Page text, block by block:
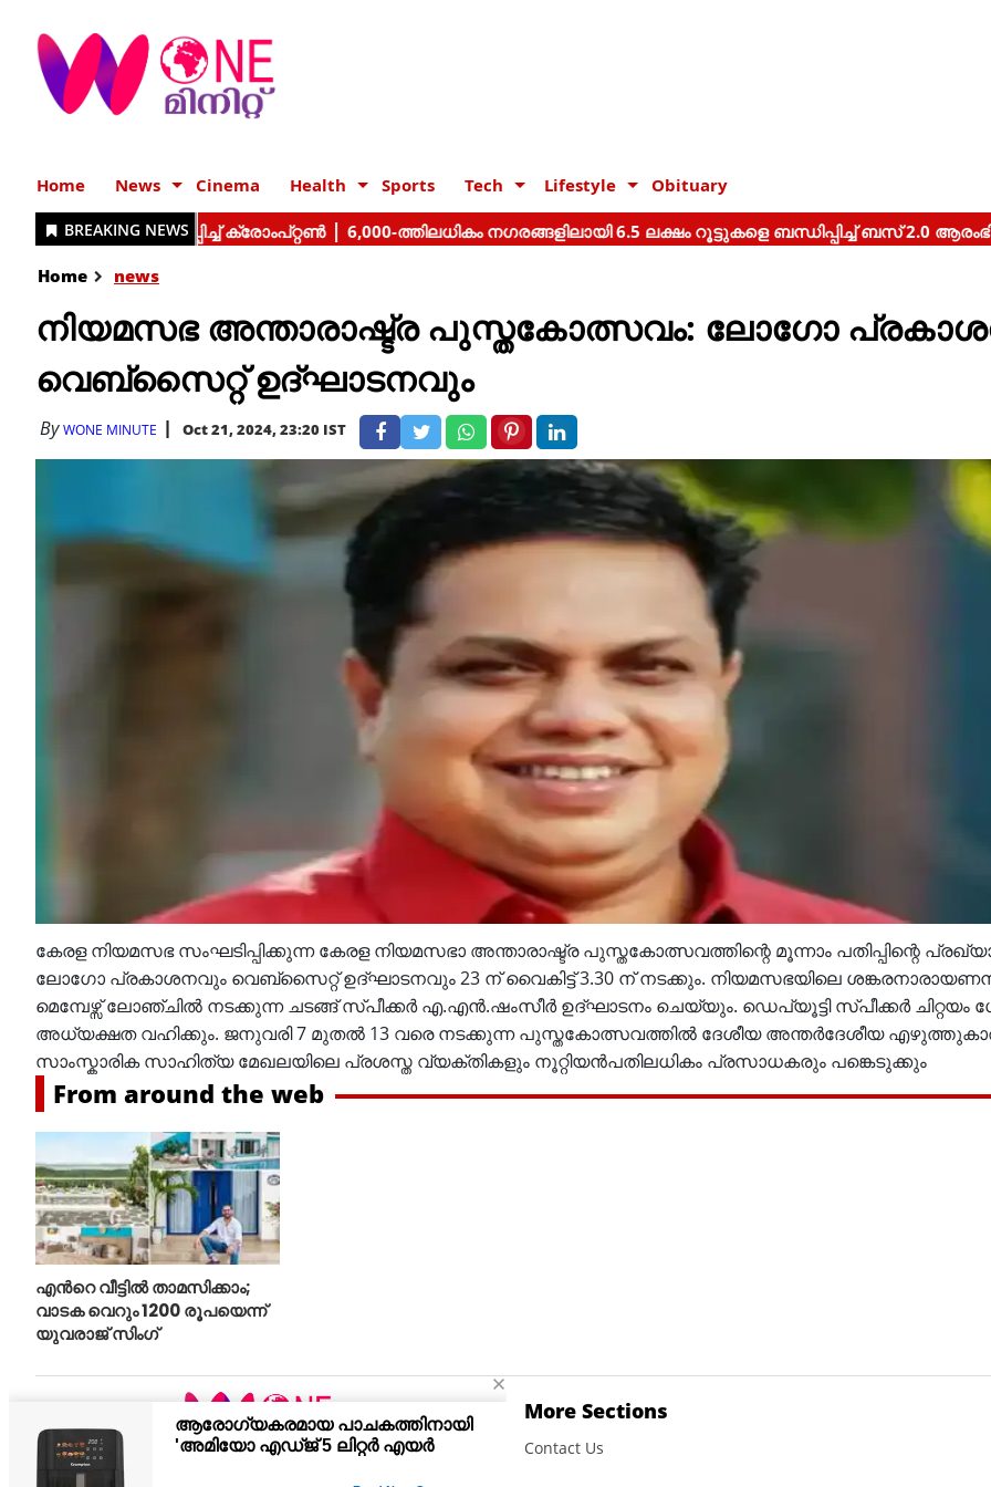
Home News Cinema Health Sports Tech Lifestyle Obituary
Home news
നിയമസഭ അന്താരാഷ്ട്ര പുസ്തകോത്സവം: ലോഗോ
വെബ്സൈറ്റ് ഉദ്ഘാടനവും
ByWONE MINUTE Oct 21, 2024, 23:20 IST
കേരള നിയമസഭ സംഘടിപ്പിക്കുന്ന കേരള നിയമസഭാ അന്താരാഷ്ട്ര പുസ്തകോത്സവത്തിന്റെ മൂന്നാം പതിപ്പിന്റെ
ലോഗോ പ്രകാശനവും വെബ്സൈറ്റ് ഉദ്ഘാടനവും 23 ന് വൈകിട്ട് 3.30 ന് നടക്കും. നിയമസഭയിലെ ശങ്കരനാരായണൻ
മെമ്പേഴ്സ് ലോഞ്ചിൽ നടക്കുന്ന ചടങ്ങ് സ്പീക്കർ എ.എൻ.ഷംസീർ ഉദ്ഘാടനം ചെയ്യും. ഡെപ്യൂട്ടി സ്പീക്കർ
അധ്യക്ഷത വഹിക്കും. ജനുവരി 7 മുതൽ 13 വരെ നടക്കുന്ന പുസ്തകോത്സവത്തിൽ ദേശീയ അന്തർദേശീയ
സാംസ്കാരിക സാഹിത്യ മേഖലയിലെ പ്രശസ്ത വ്യക്തികളും നൂറ്റിയൻപതിലധികം പ്രസാധകരും പങ്കെടുക്കും
From around the web
എന്‍റെ വീട്ടില്‍ താമസിക്കാം;
വാടക വെറും 1200 രൂപയെന്ന്
യുവരാജ് സിംഗ്
More Sections
Contact Us